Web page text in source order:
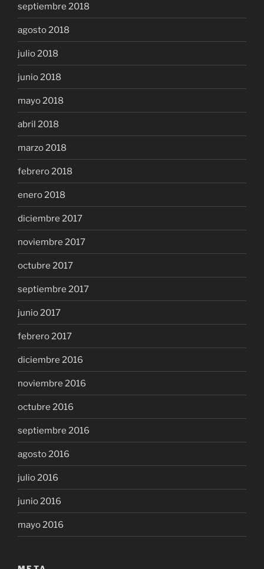
septiembre 2018
agosto 2018
julio 2018
junio 2018
mayo 2018
abril 2018
marzo 2018
febrero 2018
enero 2018
diciembre 2017
noviembre 2017
octubre 2017
septiembre 2017
junio 2017
febrero 2017
diciembre 2016
noviembre 2016
octubre 2016
septiembre 2016
agosto 2016
julio 2016
junio 2016
mayo 2016